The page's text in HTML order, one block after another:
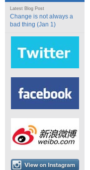
Latest Blog Post
Change is not always a
bad thing (Jan 1)